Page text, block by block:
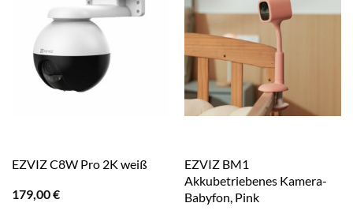
EZVIZ C8W Pro 2K weiß
179,00€
EZVIZ BM1
Akkubetriebenes Kamera-
Babyfon, Pink